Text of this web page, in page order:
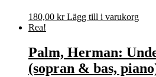
180,00 kr Lägg till i varukorg
Rea!
Palm, Herman:
(sopran & bas,